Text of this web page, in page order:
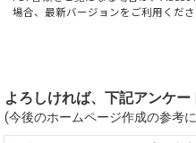
場合、最新バージョンをご利用くださ